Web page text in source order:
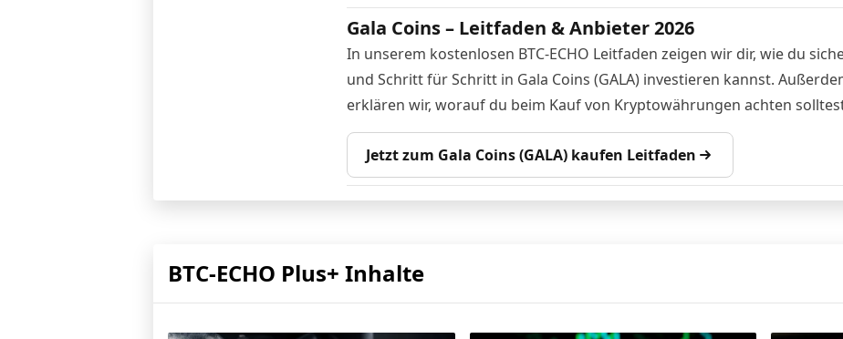
Gala Coins – Leitfaden & Anbieter 2026
In unserem kostenlosen BTC-ECHO Leitfaden zeigen wir dir, wie du
und Schritt für Schritt in Gala Coins (GALA) investieren kannst.
erklären wir, worauf du beim Kauf von Kryptowährungen achten
Jetzt zum Gala Coins (GALA) kaufen Leitfaden
BTC-ECHO Plus+ Inhalte